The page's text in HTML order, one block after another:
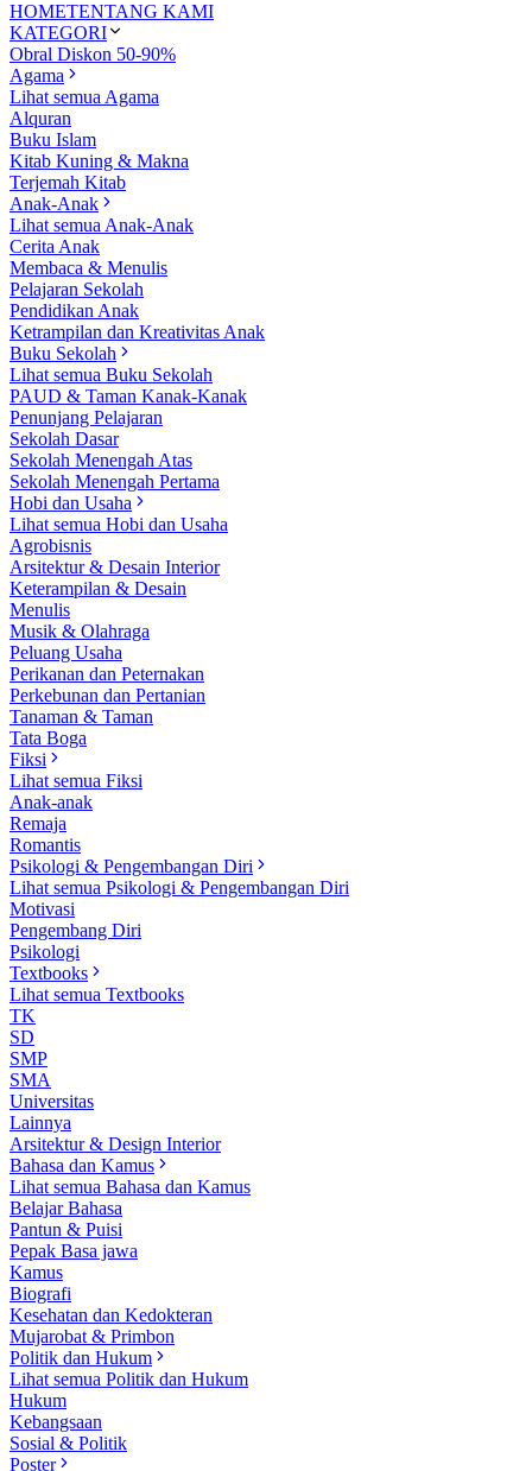
HOMETENTANG KAMI
KATEGORI
Obral Diskon 50-90%
Agama
Lihat semua Agama
Alquran
Buku Islam
Kitab Kuning & Makna
Terjemah Kitab
Anak-Anak
Lihat semua Anak-Anak
Cerita Anak
Membaca & Menulis
Pelajaran Sekolah
Pendidikan Anak
Ketrampilan dan Kreativitas Anak
Buku Sekolah
Lihat semua Buku Sekolah
PAUD & Taman Kanak-Kanak
Penunjang Pelajaran
Sekolah Dasar
Sekolah Menengah Atas
Sekolah Menengah Pertama
Hobi dan Usaha
Lihat semua Hobi dan Usaha
Agrobisnis
Arsitektur & Desain Interior
Keterampilan & Desain
Menulis
Musik & Olahraga
Peluang Usaha
Perikanan dan Peternakan
Perkebunan dan Pertanian
Tanaman & Taman
Tata Boga
Fiksi
Lihat semua Fiksi
Anak-anak
Remaja
Romantis
Psikologi & Pengembangan Diri
Lihat semua Psikologi & Pengembangan Diri
Motivasi
Pengembang Diri
Psikologi
Textbooks
Lihat semua Textbooks
TK
SD
SMP
SMA
Universitas
Lainnya
Arsitektur & Design Interior
Bahasa dan Kamus
Lihat semua Bahasa dan Kamus
Belajar Bahasa
Pantun & Puisi
Pepak Basa jawa
Kamus
Biografi
Kesehatan dan Kedokteran
Mujarobat & Primbon
Politik dan Hukum
Lihat semua Politik dan Hukum
Hukum
Kebangsaan
Sosial & Politik
Poster